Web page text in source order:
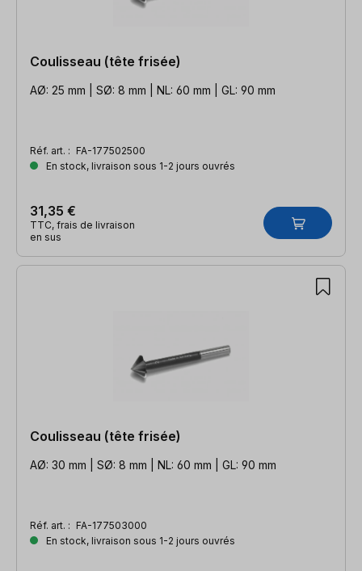
Coulisseau (tête frisée)
AØ: 25 mm | SØ: 8 mm | NL: 60 mm | GL: 90 mm
Réf. art. : FA-177502500
En stock, livraison sous 1-2 jours ouvrés
31,35 €
TTC, frais de livraison
en sus
Coulisseau (tête frisée)
AØ: 30 mm | SØ: 8 mm | NL: 60 mm | GL: 90 mm
Réf. art. : FA-177503000
En stock, livraison sous 1-2 jours ouvrés